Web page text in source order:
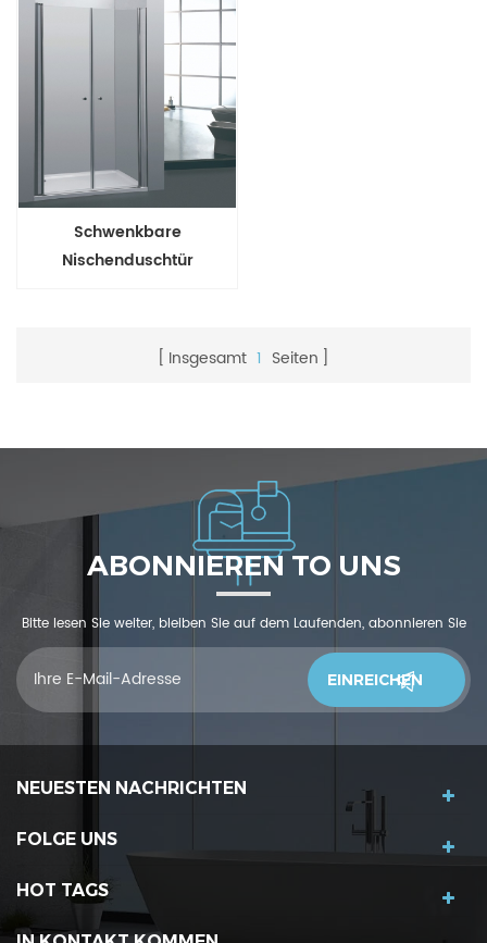
Schwenkbare
Nischenduschtür
Insgesamt 1 Seiten
ABONNIEREN TO UNS
Bitte lesen Sie weiter, bleiben Sie auf dem Laufenden, abonnieren Sie
und wir begrüßen Sie, uns was zu sagendu denkst
NEUESTEN NACHRICHTEN
FOLGE UNS
HOT TAGS